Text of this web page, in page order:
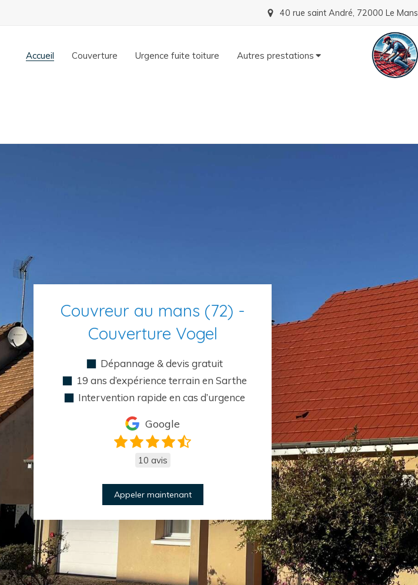
40 rue saint André, 72000 Le Mans
Accueil Couverture Urgence fuite toiture Autres prestations
Couvreur au mans (72) -
Couverture Vogel
Dépannage & devis gratuit
19 ans d’expérience terrain en Sarthe
Intervention rapide en cas d’urgence
Google
10 avis
Appeler maintenant